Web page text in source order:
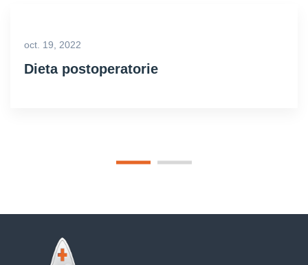
oct. 19, 2022
Dieta postoperatorie